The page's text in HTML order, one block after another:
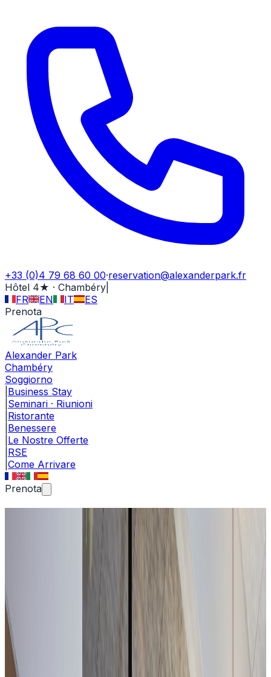
+33 (0)4 79 68 60 00·reservation@alexanderpark.fr
Hôtel 4★ · Chambéry
FR
EN IT
ES
Prenota
Alexander Park
Chambéry
Soggiorno
Business Stay
Seminari · Riunioni
Ristorante
Benessere
Le Nostre Offerte
RSE
Come Arrivare
Prenota
Ristorante Côté Jardin
A Chambéry, un tavolo aperto sul parco.
All'interno dell'Alexander Park, Côté Jardin propone
una cucina di stagione, accessibile e sincera, in un
ambiente luminoso aperto sull'esterno.